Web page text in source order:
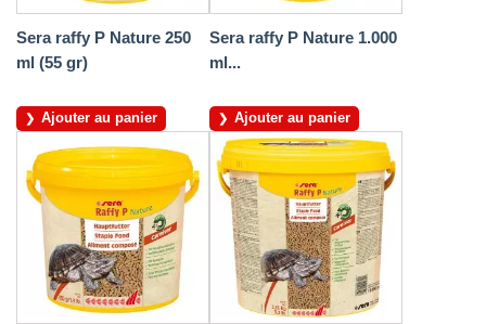
Sera raffy P Nature 250
ml (55 gr)
Ajouter au panier
Sera raffy P Nature 1.000
ml...
Ajouter au panier